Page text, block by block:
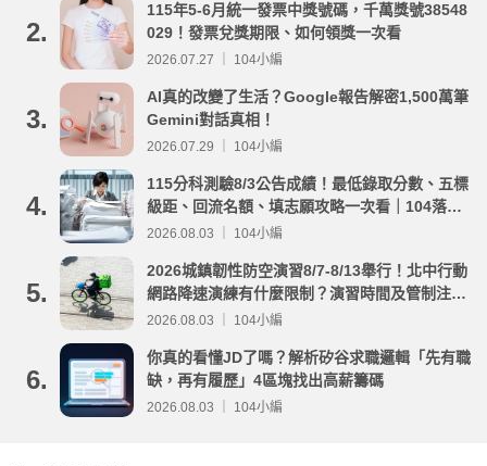
2.
115年5-6月統一發票中獎號碼，千萬獎號38548
029！發票兌獎期限、如何領獎一次看
2026.07.27 ｜ 104小編
3.
AI真的改變了生活？Google報告解密1,500萬筆
Gemini對話真相！
2026.07.29 ｜ 104小編
4.
115分科測驗8/3公告成績！最低錄取分數、五標
級距、回流名額、填志願攻略一次看｜104落點
分析
2026.08.03 ｜ 104小編
5.
2026城鎮韌性防空演習8/7-8/13舉行！北中行動
網路降速演練有什麼限制？演習時間及管制注意
事項整理
2026.08.03 ｜ 104小編
6.
你真的看懂JD了嗎？解析矽谷求職邏輯「先有職
缺，再有履歷」4區塊找出高薪籌碼
2026.08.03 ｜ 104小編